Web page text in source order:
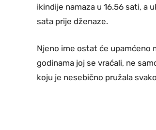
ikindije namaza u 16.56 sati, a
sata prije dženaze.
Njeno ime ostat će upamćeno
godinama joj se vraćali, ne
koju je nesebično pružala